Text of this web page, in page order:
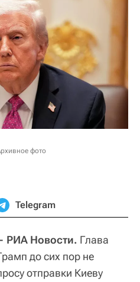
фото
Telegram
РИА Новости. Глава
до сих пор не
отправки Киеву